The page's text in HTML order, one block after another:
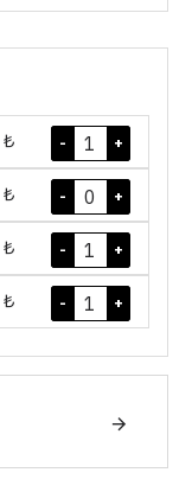
₺ +
-
₺ +
-
₺ +
-
₺ +
-